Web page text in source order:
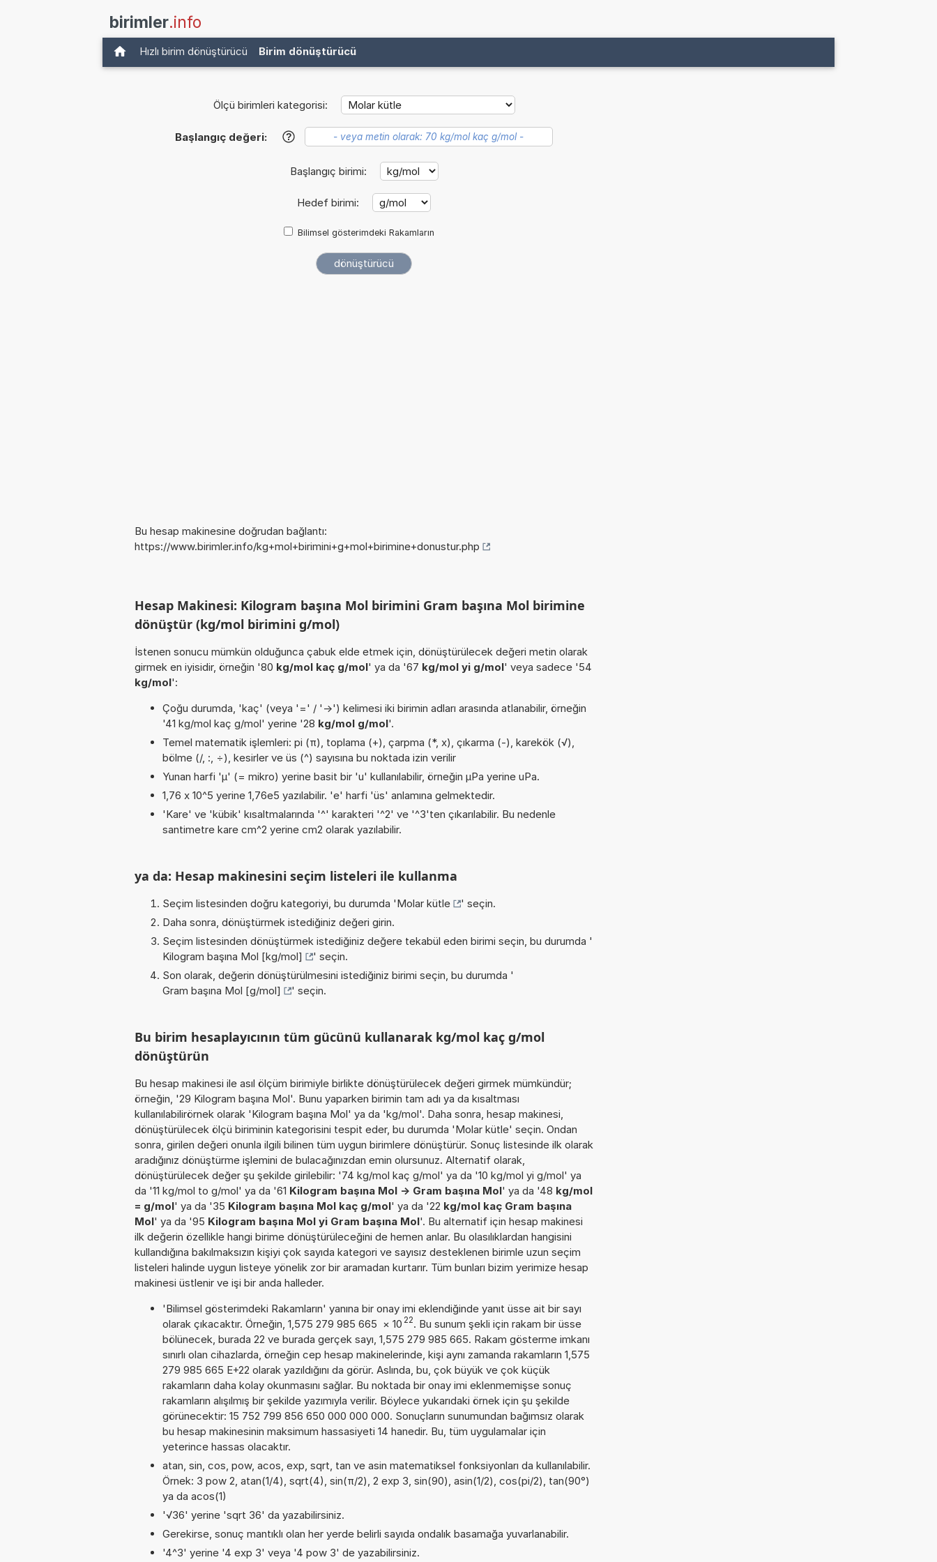
birimler.info
Hızlı birim dönüştürücü Birim dönüştürücü
Ölçü birimleri kategorisi:
Başlangıç değeri: ?
Başlangıç birimi:
Hedef birimi:
Bilimsel gösterimdeki Rakamların
Bu hesap makinesine doğrudan bağlantı:
https://www.birimler.info/kg+mol+birimini+g+mol+birimine+donustur.php
Hesap Makinesi: Kilogram başına Mol birimini Gram başına Mol birimine
dönüştür (kg/mol birimini g/mol)
İstenen sonucu mümkün olduğunca çabuk elde etmek için, dönüştürülecek değeri metin olarak
girmek en iyisidir, örneğin '80 kg/mol kaç g/mol' ya da '67 kg/mol yi g/mol' veya sadece '54
kg/mol':
Çoğu durumda, 'kaç' (veya '=' / '->') kelimesi iki birimin adları arasında atlanabilir, örneğin
'41 kg/mol kaç g/mol' yerine '28 kg/mol g/mol'.
Temel matematik işlemleri: pi (π), toplama (+), çarpma (*, x), çıkarma (-), karekök (√),
bölme (/, :, ÷), kesirler ve üs (^) sayısına bu noktada izin verilir
Yunan harfi 'µ' (= mikro) yerine basit bir 'u' kullanılabilir, örneğin µPa yerine uPa.
1,76 x 10^5 yerine 1,76e5 yazılabilir. 'e' harfi 'üs' anlamına gelmektedir.
'Kare' ve 'kübik' kısaltmalarında '^' karakteri '^2' ve '^3'ten çıkarılabilir. Bu nedenle
santimetre kare cm^2 yerine cm2 olarak yazılabilir.
ya da: Hesap makinesini seçim listeleri ile kullanma
Seçim listesinden doğru kategoriyi, bu durumda 'Molar kütle
' seçin.
Daha sonra, dönüştürmek istediğiniz değeri girin.
Seçim listesinden dönüştürmek istediğiniz değere tekabül eden birimi seçin, bu durumda '
Kilogram başına Mol [kg/mol]
' seçin.
Son olarak, değerin dönüştürülmesini istediğiniz birimi seçin, bu durumda '
Gram başına Mol [g/mol]
' seçin.
Bu birim hesaplayıcının tüm gücünü kullanarak kg/mol kaç g/mol
dönüştürün
Bu hesap makinesi ile asıl ölçüm birimiyle birlikte dönüştürülecek değeri girmek mümkündür;
örneğin, '29 Kilogram başına Mol'. Bunu yaparken birimin tam adı ya da kısaltması
kullanılabilirörnek olarak 'Kilogram başına Mol' ya da 'kg/mol'. Daha sonra, hesap makinesi,
dönüştürülecek ölçü biriminin kategorisini tespit eder, bu durumda 'Molar kütle' seçin. Ondan
sonra, girilen değeri onunla ilgili bilinen tüm uygun birimlere dönüştürür. Sonuç listesinde ilk olarak
aradığınız dönüştürme işlemini de bulacağınızdan emin olursunuz. Alternatif olarak,
dönüştürülecek değer şu şekilde girilebilir: '74 kg/mol kaç g/mol' ya da '10 kg/mol yi g/mol' ya
da '11 kg/mol to g/mol' ya da '61 Kilogram başına Mol -> Gram başına Mol' ya da '48 kg/mol
= g/mol' ya da '35 Kilogram başına Mol kaç g/mol' ya da '22 kg/mol kaç Gram başına
Mol' ya da '95 Kilogram başına Mol yi Gram başına Mol'. Bu alternatif için hesap makinesi
ilk değerin özellikle hangi birime dönüştürüleceğini de hemen anlar. Bu olasılıklardan hangisini
kullandığına bakılmaksızın kişiyi çok sayıda kategori ve sayısız desteklenen birimle uzun seçim
listeleri halinde uygun listeye yönelik zor bir aramadan kurtarır. Tüm bunları bizim yerimize hesap
makinesi üstlenir ve işi bir anda halleder.
'Bilimsel gösterimdeki Rakamların' yanına bir onay imi eklendiğinde yanıt üsse ait bir sayı
olarak çıkacaktır. Örneğin, 1,575 279 985 665 × 10 22. Bu sunum şekli için rakam bir üsse
bölünecek, burada 22 ve burada gerçek sayı, 1,575 279 985 665. Rakam gösterme imkanı
sınırlı olan cihazlarda, örneğin cep hesap makinelerinde, kişi aynı zamanda rakamların 1,575
279 985 665 E+22 olarak yazıldığını da görür. Aslında, bu, çok büyük ve çok küçük
rakamların daha kolay okunmasını sağlar. Bu noktada bir onay imi eklenmemişse sonuç
rakamların alışılmış bir şekilde yazımıyla verilir. Böylece yukarıdaki örnek için şu şekilde
görünecektir: 15 752 799 856 650 000 000 000. Sonuçların sunumundan bağımsız olarak
bu hesap makinesinin maksimum hassasiyeti 14 hanedir. Bu, tüm uygulamalar için
yeterince hassas olacaktır.
atan, sin, cos, pow, acos, exp, sqrt, tan ve asin matematiksel fonksiyonları da kullanılabilir.
Örnek: 3 pow 2, atan(1/4), sqrt(4), sin(π/2), 2 exp 3, sin(90), asin(1/2), cos(pi/2), tan(90°)
ya da acos(1)
'√36' yerine 'sqrt 36' da yazabilirsiniz.
Gerekirse, sonuç mantıklı olan her yerde belirli sayıda ondalık basamağa yuvarlanabilir.
'4^3' yerine '4 exp 3' veya '4 pow 3' de yazabilirsiniz.